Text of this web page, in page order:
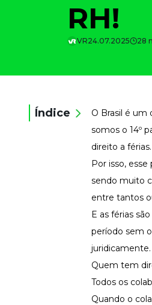
Pessoas e Cultura
Aprimore a cultura
Educação Financeira
VR na Imprensa
Todos os Cursos
Departamento
Para simplificar os
Gestão de Empresas
Eleve os resultados da
Gestão de Pessoas
RH!
VR24.07.2025 28
Índice
O Brasil é um
somos o 14º
direito a férias.
Por isso,
sendo muito
entre tantos
E as férias
período sem
juridicamente.
Quem tem
Todos os
Quando o